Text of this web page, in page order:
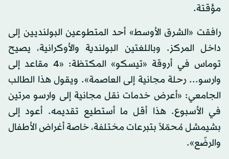
مؤقتة.
رافقت «الشرق الأوسط» أحد المتطوعين البولنديين إلى
داخل المركز. وباللغتين البولندية والأوكرانية، يصيح
توماس في أروقة «تيسكو» المكتظة: «4 مقاعد إلى
وارسو... رحلة مجانية إلى العاصمة». ويقول هذا الطالب
الجامعي: «أعرض خدمات نقل مجانية إلى وارسو مرتين
في الأسبوع. هذا أقل ما أستطيع تقديمه. أعود إلى
بشيمشل مُحمّلاً بتبرعات مختلفة، خاصة أغراض الأطفال
والرضّع».